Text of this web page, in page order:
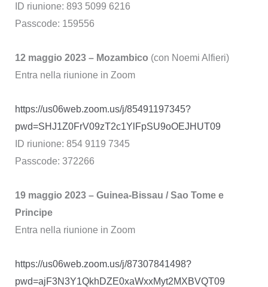
ID riunione: 893 5099 6216
Passcode: 159556
12 maggio 2023 – Mozambico (con Noemi Alfieri)
Entra nella riunione in Zoom
https://us06web.zoom.us/j/85491197345?
pwd=SHJ1Z0FrV09zT2c1YlFpSU9oOEJHUT09
ID riunione: 854 9119 7345
Passcode: 372266
19 maggio 2023 – Guinea-Bissau / Sao Tome e
Principe
Entra nella riunione in Zoom
https://us06web.zoom.us/j/87307841498?
pwd=ajF3N3Y1QkhDZE0xaWxxMyt2MXBVQT09